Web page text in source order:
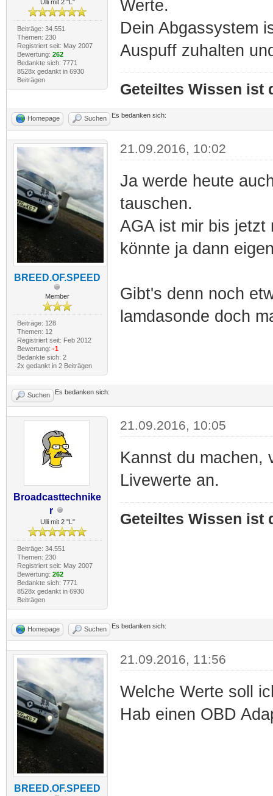
Ulli mit 2 "L"
Beiträge: 34.551
Themen: 230
Registriert seit: May 2007
Bewertung: 262
Bedankte sich: 7771
8528x gedankt in 6930
Beiträgen
Werte.
Dein Abgassystem
Auspuff zuhalten
Geteiltes Wissen ist
Homepage Suchen Es bedanken sich:
BREED.OF.SPEED
Member
Beiträge: 128
Themen: 12
Registriert seit: Feb 2012
Bewertung: -1
Bedankte sich: 2
2x gedankt in 2 Beiträgen
21.09.2016, 10:02
Ja werde heute
tauschen.
AGA ist mir bis jetzt
könnte ja dann
Gibt's denn noch
lamdasonde doch
Suchen Es bedanken sich:
Broadcasttechnike
r
Ulli mit 2 "L"
Beiträge: 34.551
Themen: 230
Registriert seit: May 2007
Bewertung: 262
Bedankte sich: 7771
8528x gedankt in 6930
Beiträgen
21.09.2016, 10:05
Kannst du machen,
Livewerte an.
Geteiltes Wissen ist
Homepage Suchen Es bedanken sich:
BREED.OF.SPEED
21.09.2016, 11:56
Welche Werte soll
Hab einen OBD